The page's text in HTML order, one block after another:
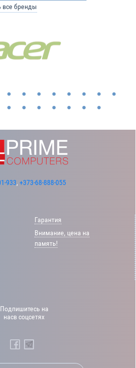
все бренды
933, +373-68-888-055
Гарантия
Внимание, цена на
память!
Подпишитесь на
насв соцсетях